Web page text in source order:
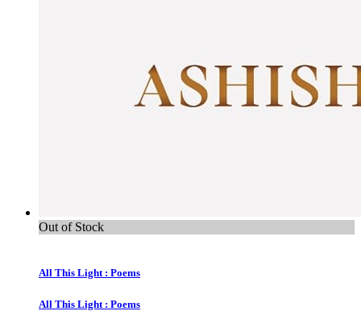
Out of Stock
All This Light : Poems
All This Light : Poems